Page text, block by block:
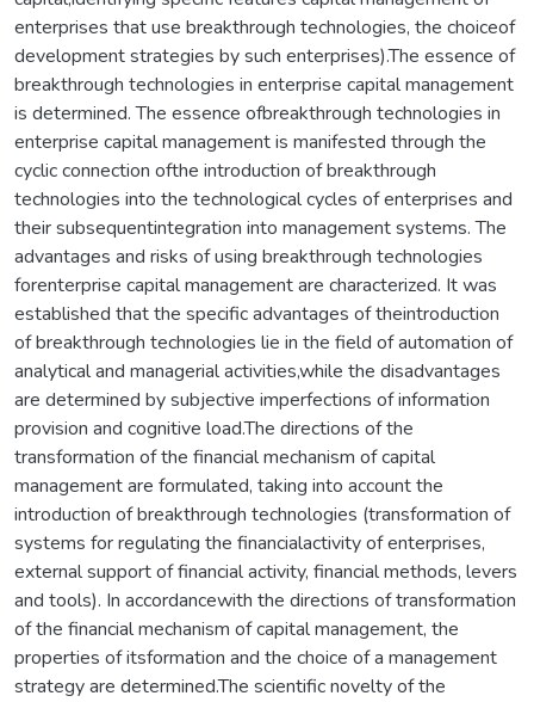
enterprises that use breakthrough technologies, the choiceof
development strategies by such enterprises).The essence of
breakthrough technologies in enterprise capital management
is determined. The essence ofbreakthrough technologies in
enterprise capital management is manifested through the
cyclic connection ofthe introduction of breakthrough
technologies into the technological cycles of enterprises and
their subsequentintegration into management systems. The
advantages and risks of using breakthrough technologies
forenterprise capital management are characterized. It was
established that the specific advantages of theintroduction
of breakthrough technologies lie in the field of automation of
analytical and managerial activities,while the disadvantages
are determined by subjective imperfections of information
provision and cognitive load.The directions of the
transformation of the financial mechanism of capital
management are formulated, taking into account the
introduction of breakthrough technologies (transformation of
systems for regulating the financialactivity of enterprises,
external support of financial activity, financial methods, levers
and tools). In accordancewith the directions of transformation
of the financial mechanism of capital management, the
properties of itsformation and the choice of a management
strategy are determined.The scientific novelty of the